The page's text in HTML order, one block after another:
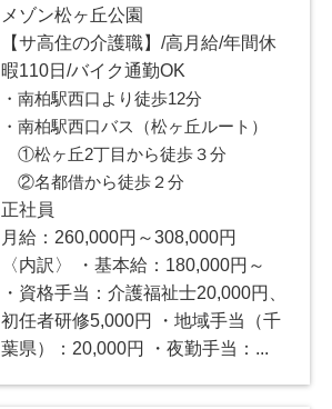
メゾン松ヶ丘公園
【サ高住の介護職】/高月給/年間休
暇110日/バイク通勤OK
・南柏駅西口より徒歩12分
・南柏駅西口バス（松ヶ丘ルート）
①松ヶ丘2丁目から徒歩３分
②名都借から徒歩２分
正社員
月給：260,000円～308,000円
〈内訳〉 ・基本給：180,000円～
・資格手当：介護福祉士20,000円、
初任者研修5,000円 ・地域手当（千
葉県）：20,000円 ・夜勤手当：...